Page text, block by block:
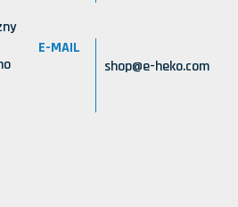
E-MAIL
shop@e-heko.com